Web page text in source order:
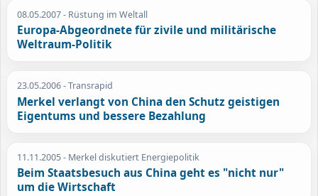
08.05.2007- Rüstung im Weltall
Europa-Abgeordnete für zivile und militärische
Weltraum-Politik
23.05.2006- Transrapid
Merkel verlangt von China den Schutz geistigen
Eigentums und bessere Bezahlung
11.11.2005- Merkel diskutiert Energiepolitik
Beim Staatsbesuch aus China geht es "nicht nur"
um die Wirtschaft